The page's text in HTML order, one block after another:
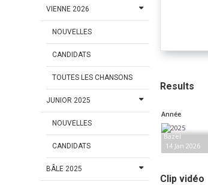
VIENNE 2026
NOUVELLES
CANDIDATS
TOUTES LES CHANSONS
JUNIOR 2025
NOUVELLES
CANDIDATS
BÂLE 2025
Results
Année
Bazel
14 Jan 2026
Clip vidéo